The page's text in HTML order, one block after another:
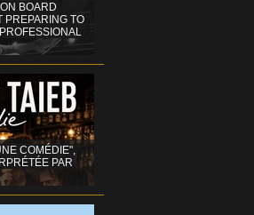
BOARD
PREPARING TO
COMÉDIE",
PAR